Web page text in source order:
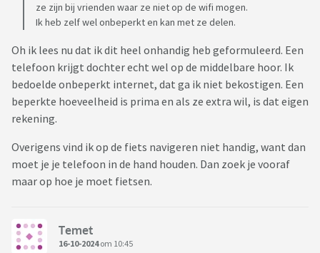
ze zijn bij vrienden waar ze niet op de wifi mogen.
Ik heb zelf wel onbeperkt en kan met ze delen.
Oh ik lees nu dat ik dit heel onhandig heb geformuleerd. Een
telefoon krijgt dochter echt wel op de middelbare hoor. Ik
bedoelde onbeperkt internet, dat ga ik niet bekostigen. Een
beperkte hoeveelheid is prima en als ze extra wil, is dat eigen
rekening.
Overigens vind ik op de fiets navigeren niet handig, want dan
moet je je telefoon in de hand houden. Dan zoek je vooraf
maar op hoe je moet fietsen.
Temet
16-10-2024om 10:45